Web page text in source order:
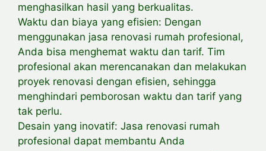
menghasilkan hasil yang berkualitas.
Waktu dan biaya yang efisien: Dengan
menggunakan jasa renovasi rumah profesional,
Anda bisa menghemat waktu dan tarif. Tim
profesional akan merencanakan dan melakukan
proyek renovasi dengan efisien, sehingga
menghindari pemborosan waktu dan tarif yang
tak perlu.
Desain yang inovatif: Jasa renovasi rumah
profesional dapat membantu Anda